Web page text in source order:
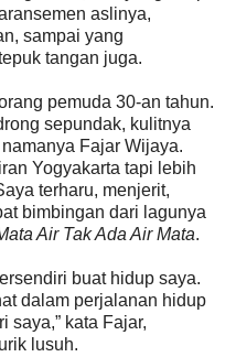
aslinya,
sampai yang
tangan juga.
pemuda 30-an tahun.
sepundak, kulitnya
Fajar Wijaya.
Yogyakarta tapi lebih
terharu, menjerit,
bimbingan dari lagunya
Air Tak Ada Air Mata.
buat hidup saya.
dalam perjalanan hidup
saya,” kata Fajar,
lusuh.